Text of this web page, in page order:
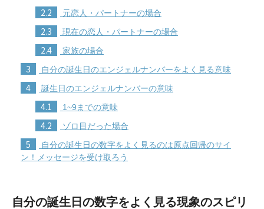
2.2 元恋人・パートナーの場合
2.3 現在の恋人・パートナーの場合
2.4 家族の場合
3 自分の誕生日のエンジェルナンバーをよく見る意味
4 誕生日のエンジェルナンバーの意味
4.1 1~9までの意味
4.2 ゾロ目だった場合
5
自分の誕生日の数字をよく見るのは原点回帰のサイ
ン！メッセージを受け取ろう
自分の誕生日の数字をよく見る現象のスピリ